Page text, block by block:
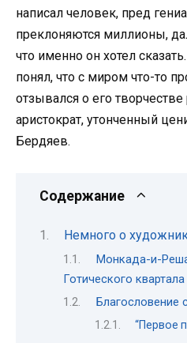
написал человек, пред
преклоняются миллионы,
что именно он хотел
понял, что с миром что-то
отзывался о его
аристократ, утонченный
Бердяев.
Содержание
Немного о
Монкада-и-
Готического квартала
Благословение
“Первое